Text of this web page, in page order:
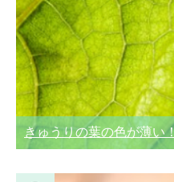
きゅうりの葉の色が薄い